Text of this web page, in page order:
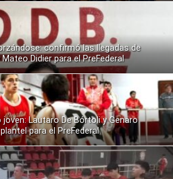
confirmó las llegadas de
Didier para el PreFederal
Lautaro De Bórtoli y Genaro
para el PreFederal